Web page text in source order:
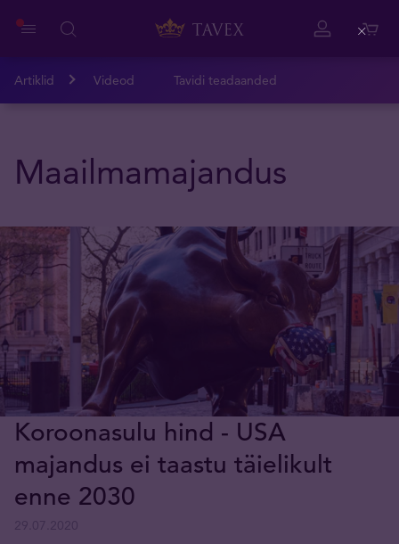
Artiklid Videod Tavidi teadaanded
Maailmamajandus
Koroonasulu hind - USA
majandus ei taastu täielikult
enne 2030
Close